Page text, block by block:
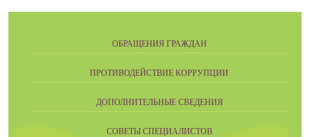
ОБРАЩЕНИЯ ГРАЖДАН
ПРОТИВОДЕЙСТВИЕ КОРРУПЦИИ
ДОПОЛНИТЕЛЬНЫЕ СВЕДЕНИЯ
СОВЕТЫ СПЕЦИАЛИСТОВ